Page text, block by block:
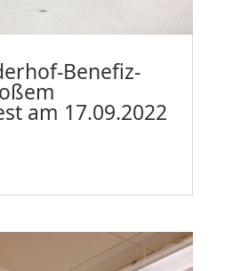
Benefiz-
am 17.09.2022